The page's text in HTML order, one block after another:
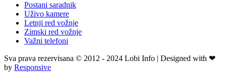
Postani saradnik
Uživo kamere
Letnji red vožnje
Zimski red vožnje
Važni telefoni
Sva prava rezervisana © 2012 - 2024 Lobi Info | Designed with ❤
by Responsive